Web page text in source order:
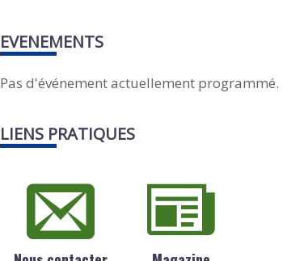
EVENEMENTS
Pas d'événement actuellement programmé.
LIENS PRATIQUES